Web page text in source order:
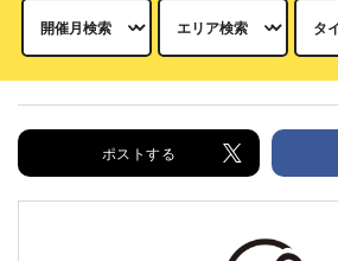
ポストする